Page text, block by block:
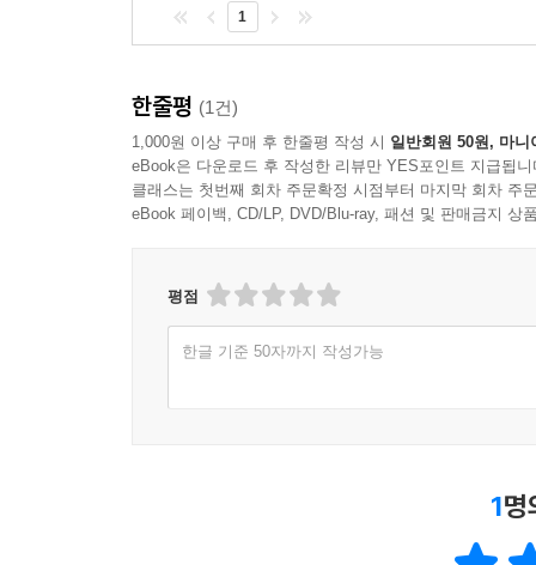
- 세금계산서 발급일자
- 전자세금계산서 발급
[제7뷰] 세금 납부 및 환급, 세금 절세
SECTION 01 세금 미납부가산세, 납부서 작성
- 세금을 미납한 경우 가산세 및 가산금
SECTION 02 경정청구 및 수정신고
- 경정청구
- 수정신고 및 가산세 감면
· 사업소득
· 근로소득
근로소득만이 있는 경우 연말정산으로 납세의무
· 연금소득
· 기타소득
달리 분류되지 않는 소득을 기타소득(일시적인
세 신고를 하여야 합니다.
매입세액은 원칙적으로 매출세액에서 공제를 받
1
한줄평 (1건)
1,000원 이상 구매 후 한줄평 작성 시 일반회원 50원, 마니
eBook은 다운로드 후 작성한 리뷰만 YES포인트 지급됩니
클래스는 첫번째 회차 주문확정 시점부터 마지막 회차 주
eBook 페이백, CD/LP, DVD/Blu-ray, 패션 및 판매금지 상
평점
한글 기준 50자까지 작성가능
1명